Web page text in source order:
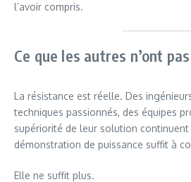
l’avoir compris.
Ce que les autres n’ont
La résistance est réelle. Des
techniques passionnés, des équipes
supériorité de leur solution
démonstration de puissance suffit à
Elle ne suffit plus.